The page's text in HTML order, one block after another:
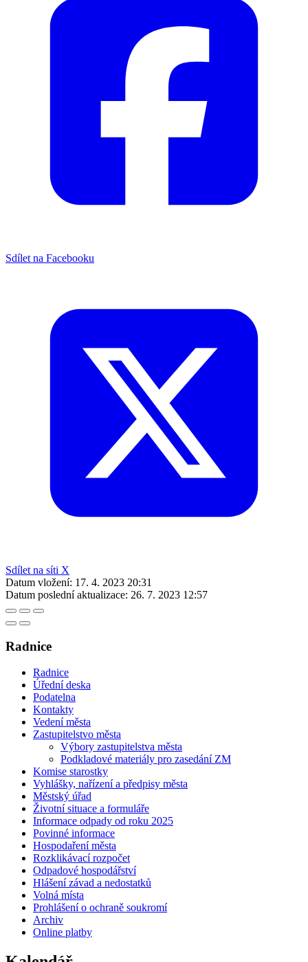
Sdílet na Facebooku
Sdílet na síti X
Datum vložení: 17. 4. 2023 20:31
Datum poslední aktualizace: 26. 7. 2023 12:57
Radnice
Radnice
Úřední deska
Podatelna
Kontakty
Vedení města
Zastupitelstvo města
Výbory zastupitelstva města
Podkladové materiály pro zasedání ZM
Komise starostky
Vyhlášky, nařízení a předpisy města
Městský úřad
Životní situace a formuláře
Informace odpady od roku 2025
Povinné informace
Hospodaření města
Rozklikávací rozpočet
Odpadové hospodářství
Hlášení závad a nedostatků
Volná místa
Prohlášení o ochraně soukromí
Archiv
Online platby